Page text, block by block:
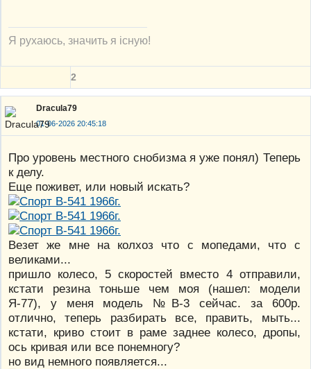
Я рухаюсь, значить я існую!
2
Dracula79
01-06-2026 20:45:18
Про уровень местного снобизма я уже понял) Теперь
к делу.
Еще поживет, или новый искать?
Везет же мне на колхоз что с мопедами, что с
великами...
пришло колесо, 5 скоростей вместо 4 отправили,
кстати резина тоньше чем моя (нашел: модели
Я-77), у меня модель №В-3 сейчас. за 600р.
отлично, теперь разбирать все, править, мыть...
кстати, криво стоит в раме заднее колесо, дропы,
ось кривая или все понемногу?
но вид немного появляется...